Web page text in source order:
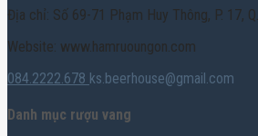
Địa chỉ: Số 69-71 Phạm Huy Thông, P. 17,
Website: www.hamruoungon.com
084.2222.678 ks.beerhouse@gmail.com
Danh mục rượu vang